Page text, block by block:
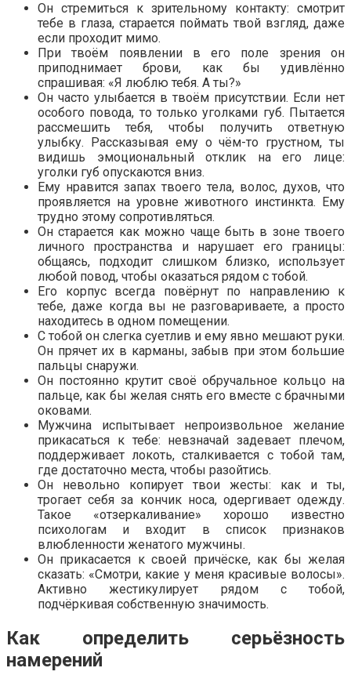
Он стремиться к зрительному контакту: смотрит
тебе в глаза, старается поймать твой взгляд, даже
если проходит мимо.
При твоём появлении в его поле зрения он
приподнимает брови, как бы удивлённо
спрашивая: «Я люблю тебя. А ты?»
Он часто улыбается в твоём присутствии. Если нет
особого повода, то только уголками губ. Пытается
рассмешить тебя, чтобы получить ответную
улыбку. Рассказывая ему о чём-то грустном, ты
видишь эмоциональный отклик на его лице:
уголки губ опускаются вниз.
Ему нравится запах твоего тела, волос, духов, что
проявляется на уровне животного инстинкта. Ему
трудно этому сопротивляться.
Он старается как можно чаще быть в зоне твоего
личного пространства и нарушает его границы:
общаясь, подходит слишком близко, использует
любой повод, чтобы оказаться рядом с тобой.
Его корпус всегда повёрнут по направлению к
тебе, даже когда вы не разговариваете, а просто
находитесь в одном помещении.
С тобой он слегка суетлив и ему явно мешают руки.
Он прячет их в карманы, забыв при этом большие
пальцы снаружи.
Он постоянно крутит своё обручальное кольцо на
пальце, как бы желая снять его вместе с брачными
оковами.
Мужчина испытывает непроизвольное желание
прикасаться к тебе: невзначай задевает плечом,
поддерживает локоть, сталкивается с тобой там,
где достаточно места, чтобы разойтись.
Он невольно копирует твои жесты: как и ты,
трогает себя за кончик носа, одергивает одежду.
Такое «отзеркаливание» хорошо известно
психологам и входит в список признаков
влюбленности женатого мужчины.
Он прикасается к своей причёске, как бы желая
сказать: «Смотри, какие у меня красивые волосы».
Активно жестикулирует рядом с тобой,
подчёркивая собственную значимость.
Как определить серьёзность
намерений